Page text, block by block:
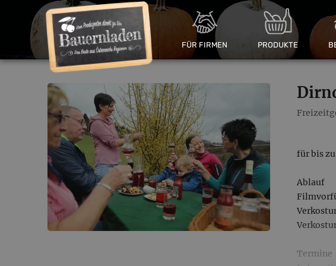
FÜR FIRMEN PRODUKTE
für bis zu
Ablauf
Termine